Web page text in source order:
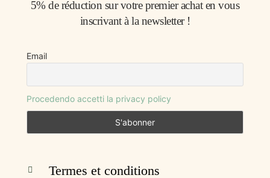
5% de réduction sur votre premier achat en vous
inscrivant à la newsletter !
Email
Procedendo accetti la privacy policy
Termes et conditions